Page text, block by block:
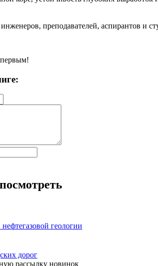
преподавателей, аспирантов и
первым!
геологии
дорог
рассылку новинок